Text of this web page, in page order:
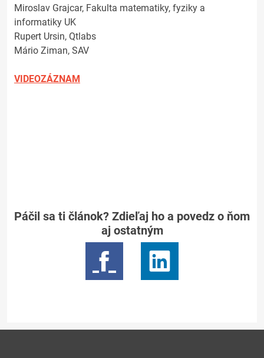
Miroslav Grajcar, Fakulta matematiky, fyziky a
informatiky UK
Rupert Ursin, Qtlabs
Mário Ziman, SAV
VIDEOZÁZNAM
Páčil sa ti článok? Zdieľaj ho a povedz o ňom
aj ostatným